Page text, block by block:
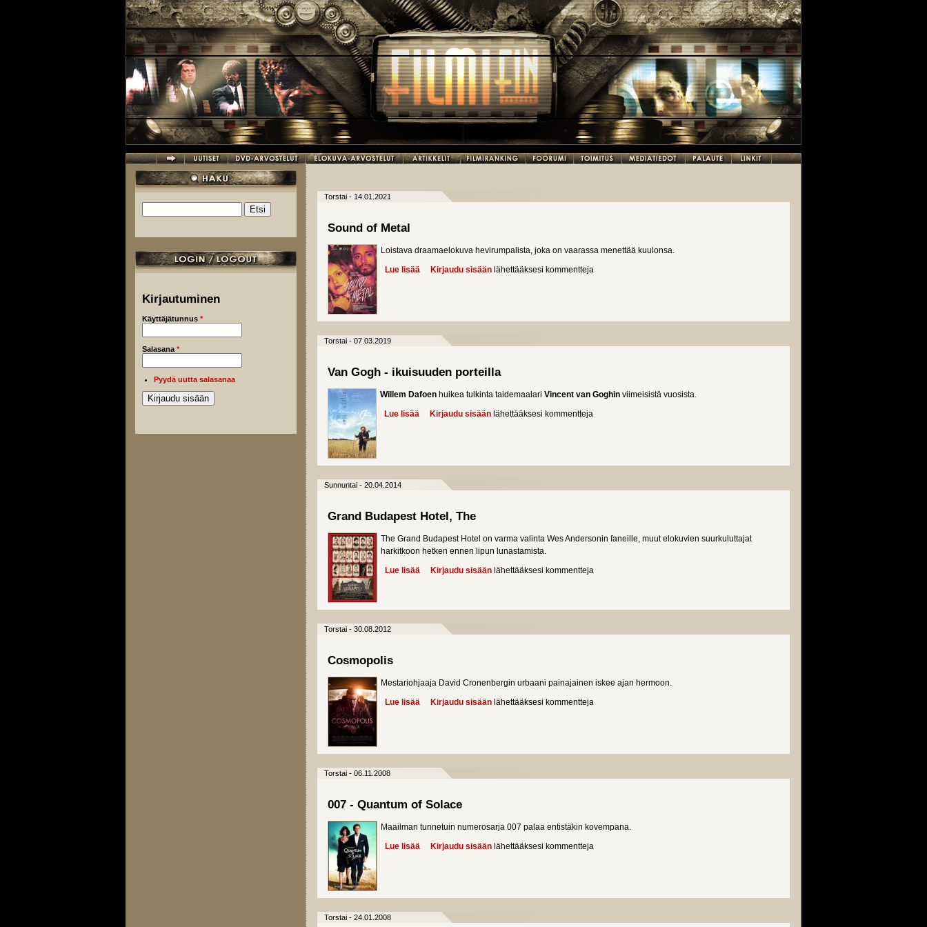
Hakulomake
Kirjautuminen
Käyttäjätunnus *
Salasana *
Pyydä uutta salasanaa
Torstai - 14.01.2021
Sound of Metal
Loistava draamaelokuva hevirumpalista, joka on vaarassa menettää kuulonsa.
Lue lisää about Sound of Metal
Kirjaudu sisään lähettääksesi kommentteja
Torstai - 07.03.2019
Van Gogh - ikuisuuden porteilla
Willem Dafoen huikea tulkinta taidemaalari Vincent van Goghin viimeisistä vuosista.
Lue lisää about Van Gogh - ikuisuuden porteilla
Kirjaudu sisään lähettääksesi kommentteja
Sunnuntai - 20.04.2014
Grand Budapest Hotel, The
The Grand Budapest Hotel on varma valinta Wes Andersonin faneille, muut elokuvien suurkuluttajat
harkitkoon hetken ennen lipun lunastamista.
Lue lisää about Grand Budapest Hotel, The
Kirjaudu sisään lähettääksesi kommentteja
Torstai - 30.08.2012
Cosmopolis
Mestariohjaaja David Cronenbergin urbaani painajainen iskee ajan hermoon.
Lue lisää about Cosmopolis
Kirjaudu sisään lähettääksesi kommentteja
Torstai - 06.11.2008
007 - Quantum of Solace
Maailman tunnetuin numerosarja 007 palaa entistäkin kovempana.
Lue lisää about 007 - Quantum of Solace
Kirjaudu sisään lähettääksesi kommentteja
Torstai - 24.01.2008